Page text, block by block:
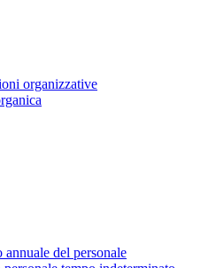
organizzative
annuale del personale